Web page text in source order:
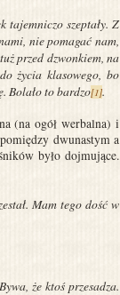
tajemniczo szeptały. Z
nie pomagać nam,
przed dzwonkiem, na
życia klasowego, bo
Bolało to bardzo[1].
(na ogół werbalna) i
dwunastym a
było dojmujące.
Mam tego dość w
że ktoś przesadza.